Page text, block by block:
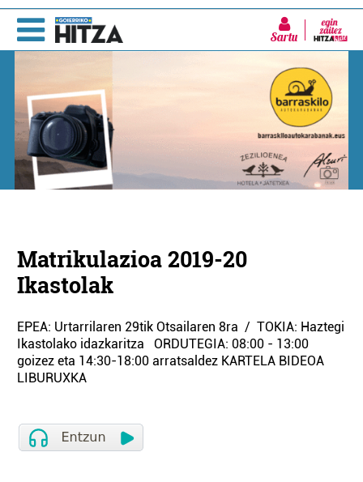
Sartu
Matrikulazioa 2019-20
Ikastolak
EPEA: Urtarrilaren 29tik Otsailaren 8ra / TOKIA: Haztegi
Ikastolako idazkaritza ORDUTEGIA: 08:00 - 13:00
goizez eta 14:30-18:00 arratsaldez KARTELA BIDEOA
LIBURUXKA